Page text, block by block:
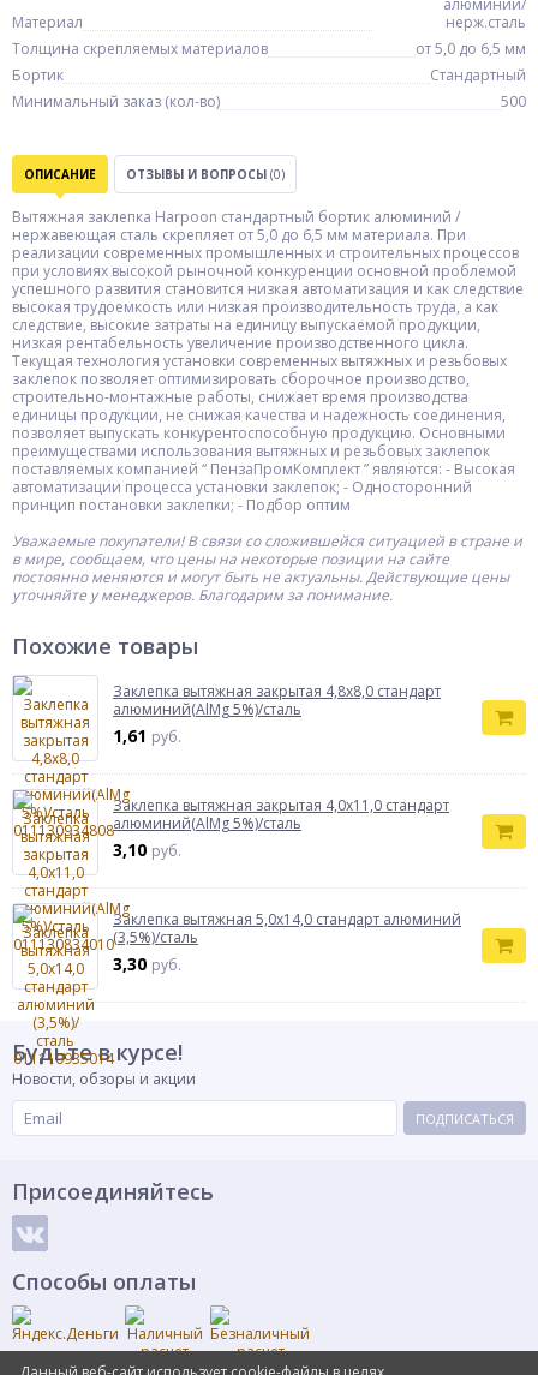
Материал
алюминий/
нерж.сталь
Толщина скрепляемых материалов
от 5,0 до 6,5 мм
Бортик
Стандартный
Mинимальный заказ (кол-во)
500
ОПИСАНИЕ ОТЗЫВЫ И ВОПРОСЫ (0)
Вытяжная заклепка Harpoon стандартный бортик алюминий /
нержавеющая сталь скрепляет от 5,0 до 6,5 мм материала. При
реализации современных промышленных и строительных процессов
при условиях высокой рыночной конкуренции основной проблемой
успешного развития становится низкая автоматизация и как следствие
высокая трудоемкость или низкая производительность труда, а как
следствие, высокие затраты на единицу выпускаемой продукции,
низкая рентабельность увеличение производственного цикла.
Текущая технология установки современных вытяжных и резьбовых
заклепок позволяет оптимизировать сборочное производство,
строительно-монтажные работы, снижает время производства
единицы продукции, не снижая качества и надежность соединения,
позволяет выпускать конкурентоспособную продукцию. Основными
преимуществами использования вытяжных и резьбовых заклепок
поставляемых компанией “ ПензаПромКомплект ” являются: - Высокая
автоматизации процесса установки заклепок; - Односторонний
принцип постановки заклепки; - Подбор оптим
Уважаемые покупатели! В связи со сложившейся ситуацией в стране и
в мире, сообщаем, что цены на некоторые позиции на сайте
постоянно меняются и могут быть не актуальны. Действующие цены
уточняйте у менеджеров. Благодарим за понимание.
Похожие товары
Заклепка вытяжная закрытая 4,8х8,0 стандарт
алюминий(AlMg 5%)/сталь
1,61 руб.
Заклепка вытяжная закрытая 4,0х11,0 стандарт
алюминий(AlMg 5%)/сталь
3,10 руб.
Заклепка вытяжная 5,0х14,0 стандарт алюминий
(3,5%)/сталь
3,30 руб.
Будьте в курсе!
Новости, обзоры и акции
ПОДПИСАТЬСЯ
Присоединяйтесь
Способы оплаты